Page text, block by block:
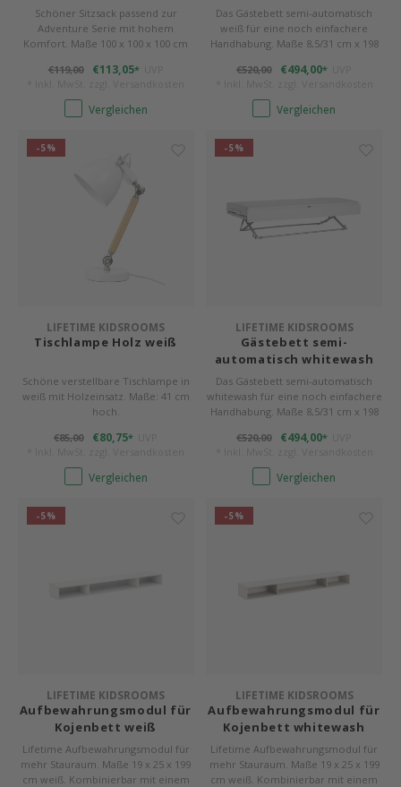
Schöner Sitzsack passend zur
Adventure Serie mit hohem
Komfort. Maße 100 x 100 x 100 cm
€119,00
€113,05*
Vergleichen
Das Gästebett semi-automatisch
weiß für eine noch einfachere
Handhabung. Maße 8,5/31 cm x 198
€520,00
€494,00*
Vergleichen
-5%
LIFETIME KIDSROOMS
Tischlampe Holz weiß
Schöne verstellbare Tischlampe in
weiß mit Holzeinsatz. Maße: 41 cm
hoch.
€85,00
€80,75*
Vergleichen
-5%
LIFETIME KIDSROOMS
Gästebett semi-
automatisch whitewash
Das Gästebett semi-automatisch
whitewash für eine noch einfachere
Handhabung. Maße 8,5/31 cm x 198
€520,00
€494,00*
Vergleichen
-5%
LIFETIME KIDSROOMS
Aufbewahrungsmodul für
Kojenbett weiß
Lifetime Aufbewahrungsmodul für
mehr Stauraum. Maße 19 x 25 x 199
cm weiß. Kombinierbar mit einem
-5%
LIFETIME KIDSROOMS
Aufbewahrungsmodul für
Kojenbett whitewash
Lifetime Aufbewahrungsmodul für
mehr Stauraum. Maße 19 x 25 x 199
cm weiß. Kombinierbar mit einem